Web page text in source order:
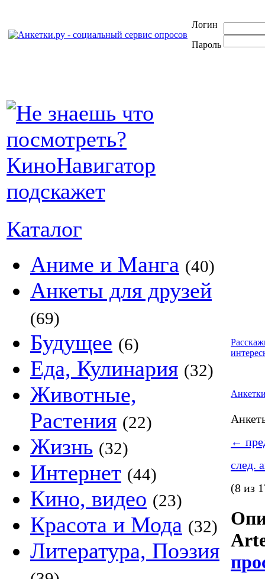
Логин
Пароль
Каталог
Аниме и Манга (40)
Анкеты для друзей
(69)
Будущее (6)
Еда, Кулинария (32)
Животные,
Растения (22)
Жизнь (32)
Интернет (44)
Кино, видео (23)
Красота и Мода (32)
Литература, Поэзия
←
след.
(8 из